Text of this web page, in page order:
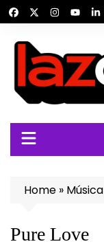
para
conteúdo
Home » Música
Pure Love